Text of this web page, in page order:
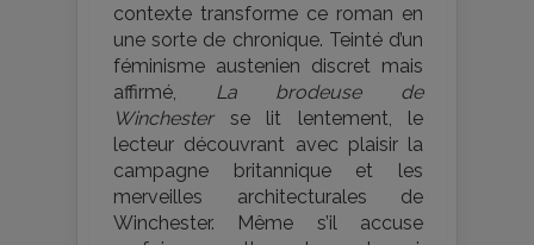
contexte transforme ce roman en
une sorte de chronique. Teinté d’un
féminisme austenien discret mais
affirmé,
La brodeuse de
Winchesterse lit lentement, le
lecteur découvrant avec plaisir la
campagne britannique et les
merveilles architecturales de
Winchester. Même s’il accuse